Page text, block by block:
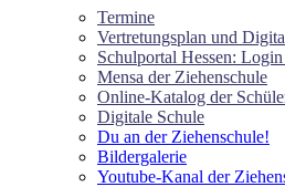
Termine
Vertretungsplan und
Schulportal Hessen:
Mensa der Ziehenschule
Online-Katalog der
Digitale Schule
Du an der Ziehenschule!
Bildergalerie
Youtube-Kanal der